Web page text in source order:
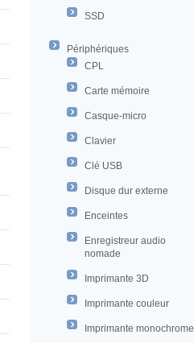
SSD
Périphériques
CPL
Carte mémoire
Casque-micro
Clavier
Clé USB
Disque dur externe
Enceintes
Enregistreur audio
nomade
Imprimante 3D
Imprimante couleur
Imprimante monochrome